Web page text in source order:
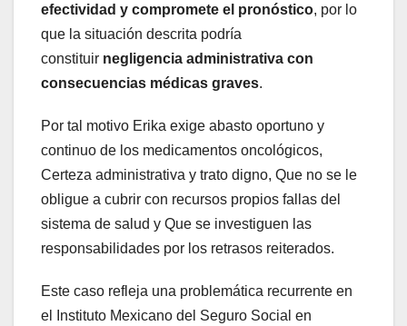
efectividad y compromete el pronóstico, por lo
que la situación descrita podría
constituir negligencia administrativa con
consecuencias médicas graves.
Por tal motivo Erika exige abasto oportuno y
continuo de los medicamentos oncológicos,
Certeza administrativa y trato digno, Que no se le
obligue a cubrir con recursos propios fallas del
sistema de salud y Que se investiguen las
responsabilidades por los retrasos reiterados.
Este caso refleja una problemática recurrente en
el Instituto Mexicano del Seguro Social en